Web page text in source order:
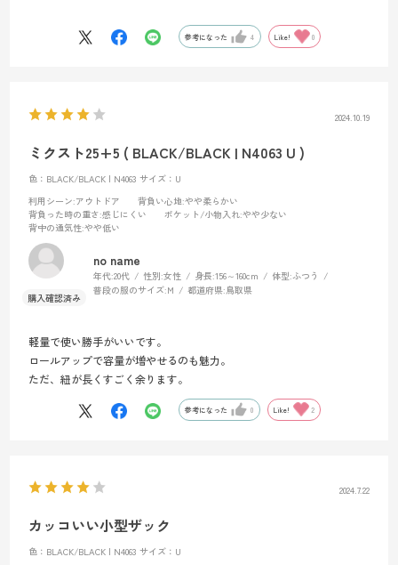
だと今度は麓からいろいろ詰め込んでいくには容量が足りず・・・
そんな時ミクスト25+5を見つけて、これだ！！と。
参考になった 4 Like! 0
2024.10.19
ミクスト25+5 ( BLACK/BLACK | N4063 U )
色：BLACK/BLACK | N4063 サイズ：U
利用シーン:アウトドア 背負い心地:やや柔らかい
背負った時の重さ:感じにくい ポケット/小物入れ:やや少ない
背中の通気性:やや低い
no name
年代:20代 性別:女性 身長:156～160cm 体型:ふつう
普段の服のサイズ:M 都道府県:鳥取県
軽量で使い勝手がいいです。
ロールアップで容量が増やせるのも魅力。
ただ、紐が長くすごく余ります。
参考になった 0 Like! 2
2024.7.22
カッコいい小型ザック
色：BLACK/BLACK | N4063 サイズ：U